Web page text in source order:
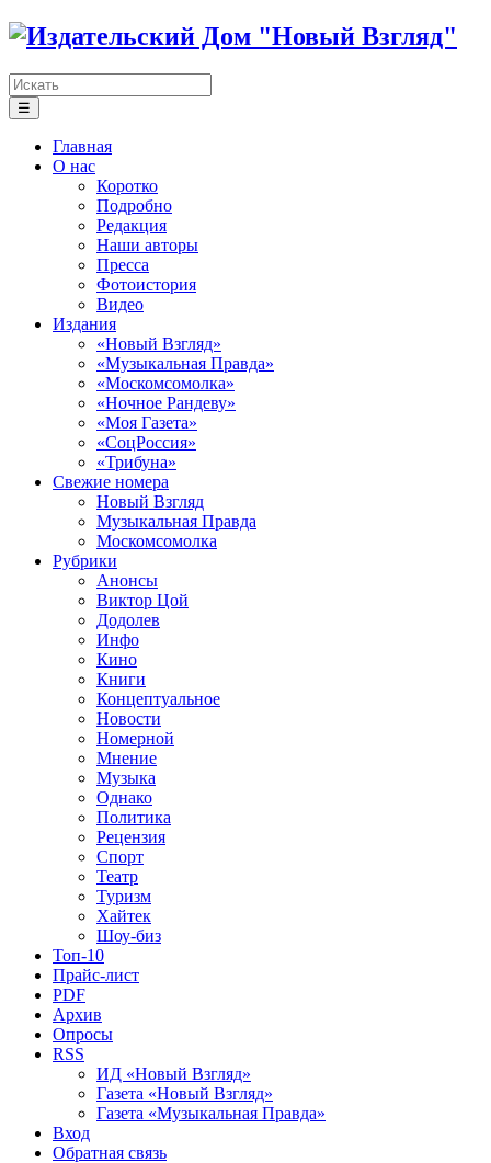
☰
Главная
О нас
Коротко
Подробно
Редакция
Наши авторы
Пресса
Фотоистория
Видео
Издания
«Новый Взгляд»
«Музыкальная Правда»
«Москомсомолка»
«Ночное Рандеву»
«Моя Газета»
«СоцРоссия»
«Трибуна»
Свежие номера
Новый Взгляд
Музыкальная Правда
Москомсомолка
Рубрики
Анонсы
Виктор Цой
Додолев
Инфо
Кино
Книги
Концептуальное
Новости
Номерной
Мнение
Музыка
Однако
Политика
Рецензия
Спорт
Театр
Туризм
Хайтек
Шоу-биз
Топ-10
Прайс-лист
PDF
Архив
Опросы
RSS
ИД «Новый Взгляд»
Газета «Новый Взгляд»
Газета «Музыкальная Правда»
Вход
Обратная связь